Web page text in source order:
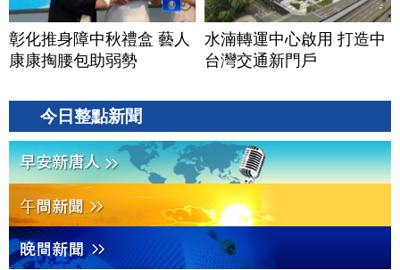
彰化推身障中秋禮盒 藝人
康康掏腰包助弱勢
水湳轉運中心啟用 打造中
台灣交通新門戶
今日整點新聞